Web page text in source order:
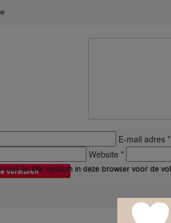
E-mail adres
Website *
mail en site opslaan in deze browser voor de